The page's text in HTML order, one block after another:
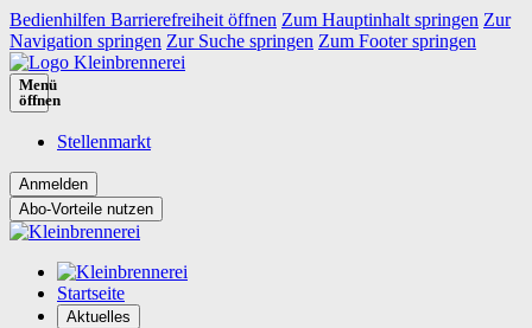
Bedienhilfen Barrierefreiheit öffnen Zum Hauptinhalt springen Zur
Navigation springen Zur Suche springen Zum Footer springen
Menü
öffnen
Stellenmarkt
Abo-Vorteile nutzen
Startseite
Aktuelles